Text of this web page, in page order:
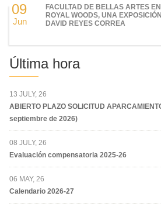
09
Jun
FACULTAD DE BELLAS ARTES EN
ROYAL WOODS, UNA
DAVID REYES CORREA
Última hora
13 JULY, 26
ABIERTO PLAZO SOLICITUD
septiembre de 2026)
08 JULY, 26
Evaluación compensatoria 2025-26
06 MAY, 26
Calendario 2026-27